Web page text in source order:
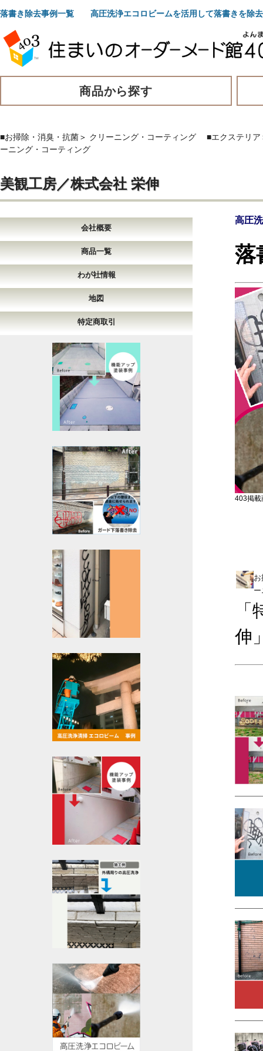
落書き除去事例一覧 高圧洗浄エコロビームを活用して落書きを除去
商品から探す
■お掃除・消臭・抗菌＞ クリーニング・コーティング ■エクステリア
ーニング・コーティング
美観工房／株式会社 栄伸
会社概要
商品一覧
わが社情報
地図
特定商取引
高圧
落
403掲載
伸